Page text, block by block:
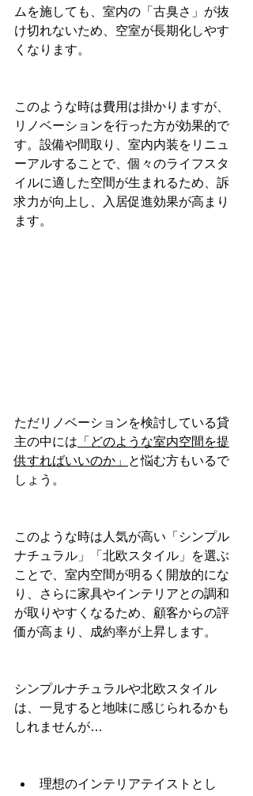
ムを施しても、室内の「古臭さ」が抜
け切れないため、空室が長期化しやす
くなります。
このような時は費用は掛かりますが、
リノベーションを行った方が効果的で
す。設備や間取り、室内内装をリニュ
ーアルすることで、個々のライフスタ
イルに適した空間が生まれるため、訴
求力が向上し、入居促進効果が高まり
ます。
ただリノベーションを検討している貸
主の中には 「どのような室内空間を提
供すればいいのか」
と悩む方もいるで
しょう。
このような時は人気が高い「シンプル
ナチュラル」「北欧スタイル」を選ぶ
ことで、室内空間が明るく開放的にな
り、さらに家具やインテリアとの調和
が取りやすくなるため、顧客からの評
価が高まり、成約率が上昇します。
シンプルナチュラルや北欧スタイル
は、一見すると地味に感じられるかも
しれませんが…
理想のインテリアテイストとし